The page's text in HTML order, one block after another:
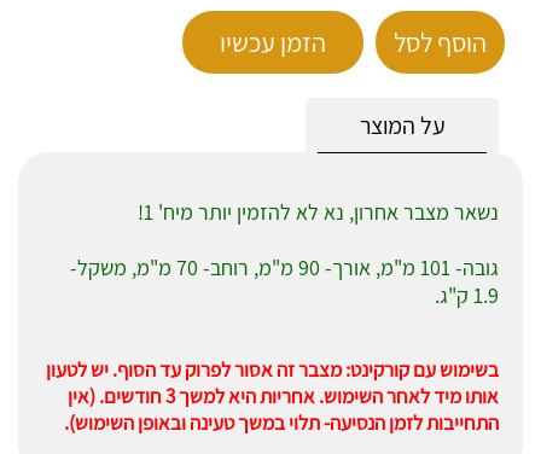
הוסף לסל הזמן עכשיו
על המוצר
נשאר מצבר אחרון, נא לא להזמין יותר מיח' 1!
גובה- 101 מ"מ, אורך- 90 מ"מ, רוחב- 70 מ"מ, משקל-
1.9 ק"ג.
בשימוש עם קורקינט: מצבר זה אסור לפרוק עד הסוף.יש לטעון
אותו מיד לאחר השימוש. אחריות היא למשך 3 חודשים. (אין
התחייבות לזמן הנסיעה- תלוי במשך טעינה ובאופן השימוש).